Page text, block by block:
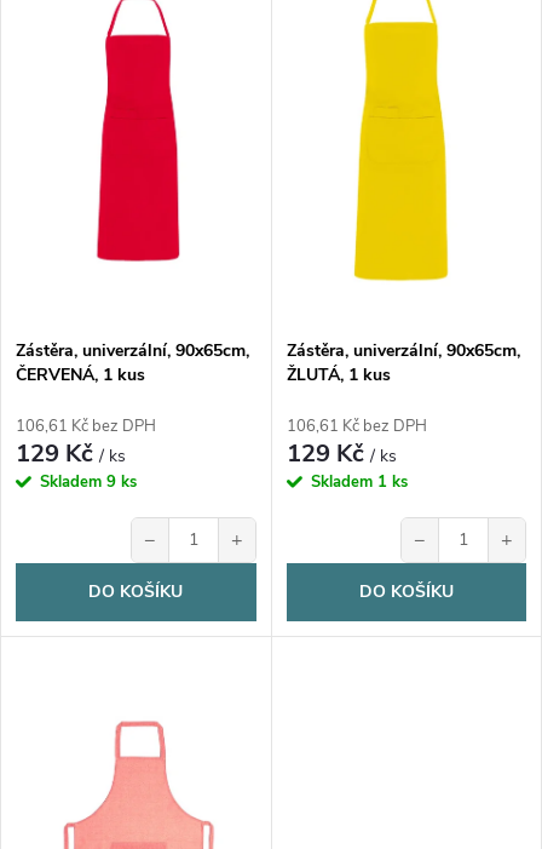
o
d
u
ů
Nejprodávanější
Abecedně
o
d
u
k
t
Zástěra, univerzální, 90x65cm,
ČERVENÁ, 1 kus
106,61 Kč bez DPH
129 Kč/ ks
Skladem 9 ks
− +
DO KOŠÍKU
Zástěra, univerzální, 90x65cm,
ŽLUTÁ, 1 kus
106,61 Kč bez DPH
129 Kč/ ks
Skladem 1 ks
− +
DO KOŠÍKU